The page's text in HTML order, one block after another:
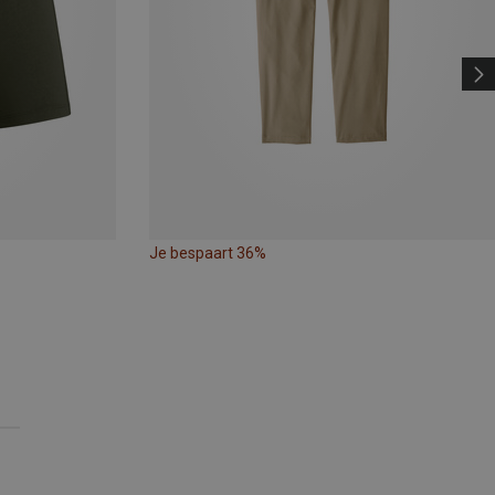
Je bespaart 36%